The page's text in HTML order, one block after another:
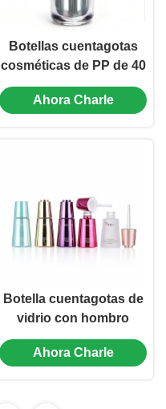
Botellas cuentagotas
cosméticas de PP de 40
ml para sueros y aceites
esenciales, embalaje de
Ahora Charle
Botella cuentagotas de
vidrio con hombro
inclinado de 30 ml para
envasado de
Ahora Charle